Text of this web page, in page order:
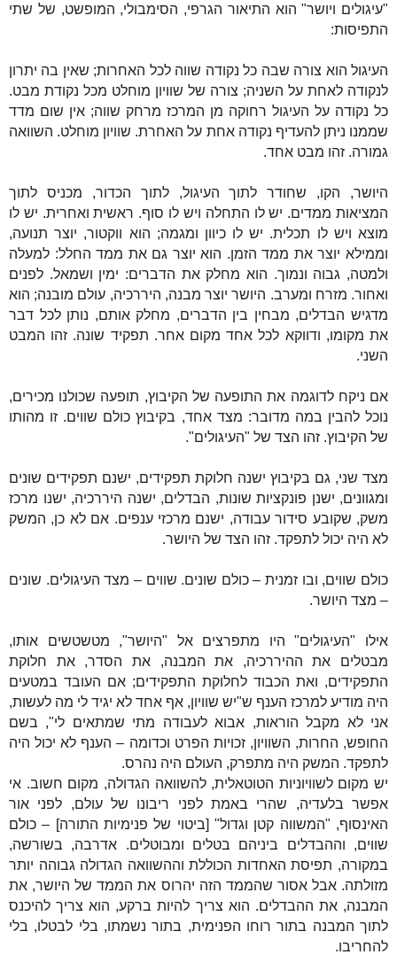
"עיגולים ויושר" הוא התיאור הגרפי, הסימבולי, המופשט, של שתי
התפיסות:
העיגול הוא צורה שבה כל נקודה שווה לכל האחרות; שאין בה יתרון
לנקודה לאחת על השניה; צורה של שוויון מוחלט מכל נקודת מבט.
כל נקודה על העיגול רחוקה מן המרכז מרחק שווה; אין שום מדד
שממנו ניתן להעדיף נקודה אחת על האחרת. שוויון מוחלט. השוואה
גמורה. זהו מבט אחד.
היושר, הקו, שחודר לתוך העיגול, לתוך הכדור, מכניס לתוך
המציאות ממדים. יש לו התחלה ויש לו סוף. ראשית ואחרית. יש לו
מוצא ויש לו תכלית. יש לו כיוון ומגמה; הוא ווקטור, יוצר תנועה,
וממילא יוצר את ממד הזמן. הוא יוצר גם את ממד החלל: למעלה
ולמטה, גבוה ונמוך. הוא מחלק את הדברים: ימין ושמאל. לפנים
ואחור. מזרח ומערב. היושר יוצר מבנה, היררכיה, עולם מובנה; הוא
מדגיש הבדלים, מבחין בין הדברים, מחלק אותם, נותן לכל דבר
את מקומו, ודווקא לכל אחד מקום אחר. תפקיד שונה. זהו המבט
השני.
אם ניקח לדוגמה את התופעה של הקיבוץ, תופעה שכולנו מכירים,
נוכל להבין במה מדובר: מצד אחד, בקיבוץ כולם שווים. זו מהותו
של הקיבוץ. זהו הצד של "העיגולים".
מצד שני, גם בקיבוץ ישנה חלוקת תפקידים, ישנם תפקידים שונים
ומגוונים, ישנן פונקציות שונות, הבדלים, ישנה היררכיה, ישנו מרכז
משק, שקובע סידור עבודה, ישנם מרכזי ענפים. אם לא כן, המשק
לא היה יכול לתפקד. זהו הצד של היושר.
כולם שווים, ובו זמנית – כולם שונים. שווים – מצד העיגולים. שונים
– מצד היושר.
אילו "העיגולים" היו מתפרצים אל "היושר", מטשטשים אותו,
מבטלים את ההיררכיה, את המבנה, את הסדר, את חלוקת
התפקידים, ואת הכבוד לחלוקת התפקידים; אם העובד במטעים
היה מודיע למרכז הענף ש"יש שוויון, אף אחד לא יגיד לי מה לעשות,
אני לא מקבל הוראות, אבוא לעבודה מתי שמתאים לי", בשם
החופש, החרות, השוויון, זכויות הפרט וכדומה – הענף לא יכול היה
לתפקד. המשק היה מתפרק, העולם היה נהרס.
יש מקום לשוויוניות הטוטאלית, להשוואה הגדולה, מקום חשוב. אי
אפשר בלעדיה, שהרי באמת לפני ריבונו של עולם, לפני אור
האינסוף, "המשווה קטן וגדול" [ביטוי של פנימיות התורה] – כולם
שווים, וההבדלים ביניהם בטלים ומבוטלים. אדרבה, בשורשה,
במקורה, תפיסת האחדות הכוללת וההשוואה הגדולה גבוהה יותר
מזולתה. אבל אסור שהממד הזה יהרוס את הממד של היושר, את
המבנה, את ההבדלים. הוא צריך להיות ברקע, הוא צריך להיכנס
לתוך המבנה בתור רוחו הפנימית, בתור נשמתו, בלי לבטלו, בלי
להחריבו.